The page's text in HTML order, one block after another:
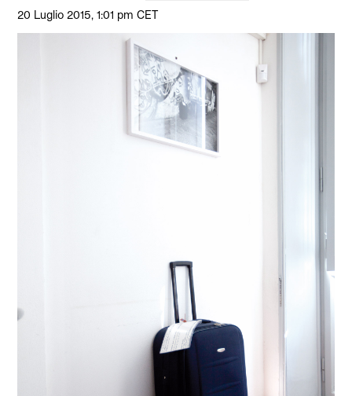
20 Luglio 2015, 1:01 pm CET